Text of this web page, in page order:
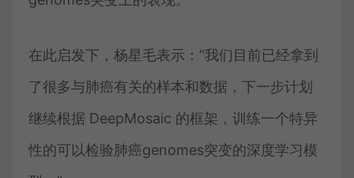
在此启发下，杨星毛表示：“我们目前已经拿到
了很多与肺癌有关的样本和数据，下一步计划
继续根据 DeepMosaic 的框架，训练一个特异
性的可以检验肺癌genomes突变的深度学习模